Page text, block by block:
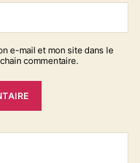
e-mail et mon site dans le
commentaire.